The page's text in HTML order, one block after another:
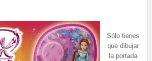
Sólo tienes
que dibujar
la portada